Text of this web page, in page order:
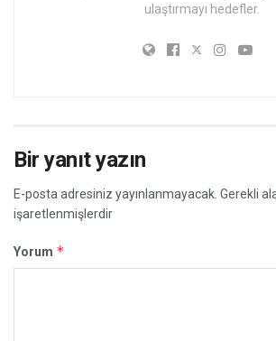
ulaştırmayı hedefler.
Bir yanıt yazın
E-posta adresiniz yayınlanmayacak. Gerekli
işaretlenmişlerdir
Yorum *